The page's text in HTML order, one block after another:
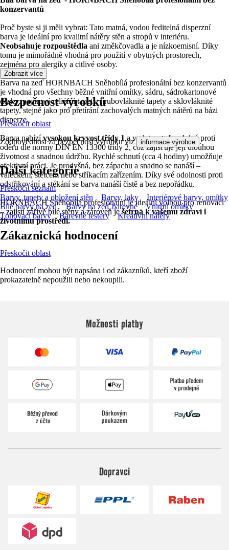
konzervantů
Proč byste si ji měli vybrat: Tato matná, vodou ředitelná disperzní
barva je ideální pro kvalitní nátěry stěn a stropů v interiéru.
Neobsahuje rozpouštědla ani změkčovadla a je nízkoemisní. Díky
tomu je mimořádně vhodná pro použití v obytných prostorech,
zejména pro alergiky a citlivé osoby.
Barva na zeď HORNBACH Sněhobílá profesionální bez konzervantů
je vhodná pro všechny běžné vnitřní omítky, sádru, sádrokartonové
desky, papírové reliéfní tapety, hrubovláknité tapety a sklovláknité
tapety, stejně jako pro přetírání zachovalých matných nátěrů na bázi
disperze.
Barva nabízívysokou kryvost třídy 1 a vydatnost. Je odolná proti
oděru dle normy DIN EN 13300 třídy 2, což zajišťuje její dlouhou
životnost a snadnou údržbu. Rychlé schnutí (cca 4 hodiny) umožňuje
efektivní práci. Je prodyšná, bez zápachu a snadno se nanáší –
válečkem, štětcem nebo stříkacím zařízením. Díky své odolnosti proti
odstřikování a stékání se barva nanáší čistě a bez nepořádku.
HORNBACH Sněhobílá profesionální je ideální volbou pro renovaci
– zajistí zářivě bílé stěny a zároveň ješetrná k vašemu zdraví i
životnímu prostředí.
Zobrazit více
Bezpečnost výrobků
Přeskočit oblast
Zodpovědnost za bezpečnost výrobku viz informace výrobce .
Další kategorie
Přeskočit seznam
Barvy, tapety a obložení stěn
Barvy, laky
Interiérové barvy, omítky
Bílé barvy na zeď
Barvy na zeď barevné
Vnitřní omítky
Tónovací barvy
Barevné testery Kreativní nátěry
Zákaznická hodnocení
Přeskočit oblast
Hodnocení mohou být napsána i od zákazníků, kteří zboží
prokazatelně nepoužili nebo nekoupili.
Možnosti platby
Dopravci